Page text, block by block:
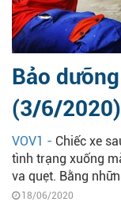
Bảo
(3/6/2020)
VOV1 - Chiếc xe
tình trạng xuống
va quẹt. Bằng
18/06/2020